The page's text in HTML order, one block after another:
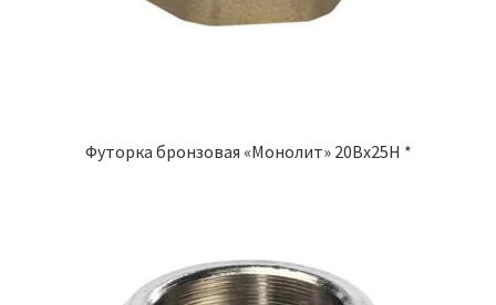
Футорка бронзовая «Монолит» 20Вх25Н *